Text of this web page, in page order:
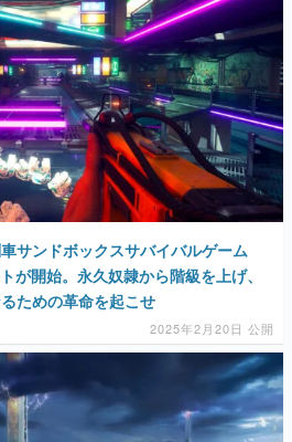
サンドボックスサバイバルゲーム
が開始。永久奴隷から階級を上げ、
ための革命を起こせ
2025年2月20日 公開